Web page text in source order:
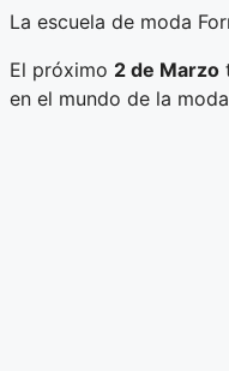
La escuela de moda
El próximo 2 de Marzo
en el mundo de la